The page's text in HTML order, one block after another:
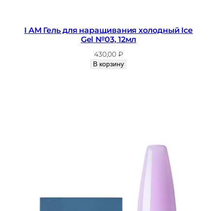
I AM Гель для наращивания холодный Ice
Gel №03, 12мл
430,00₽
В корзину